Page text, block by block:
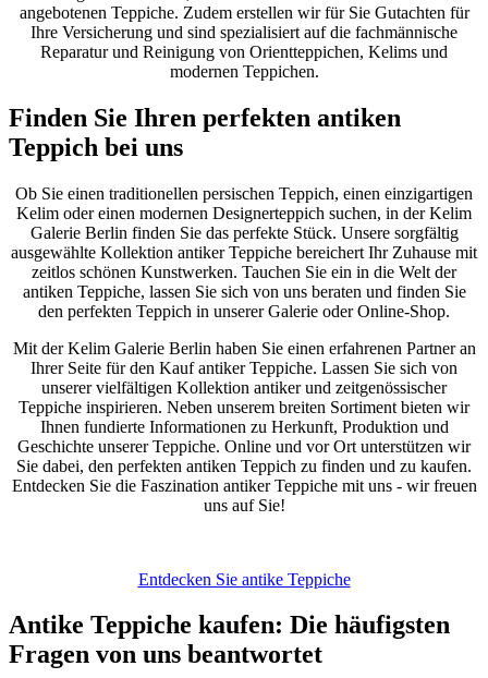
angebotenen Teppiche. Zudem erstellen wir für Sie Gutachten für
Ihre Versicherung und sind spezialisiert auf die fachmännische
Reparatur und Reinigung von Orientteppichen, Kelims und
modernen Teppichen.
Finden Sie Ihren perfekten antiken
Teppich bei uns
Ob Sie einen traditionellen persischen Teppich, einen einzigartigen
Kelim oder einen modernen Designerteppich suchen, in der Kelim
Galerie Berlin finden Sie das perfekte Stück. Unsere sorgfältig
ausgewählte Kollektion antiker Teppiche bereichert Ihr Zuhause mit
zeitlos schönen Kunstwerken. Tauchen Sie ein in die Welt der
antiken Teppiche, lassen Sie sich von uns beraten und finden Sie
den perfekten Teppich in unserer Galerie oder Online-Shop.
Mit der Kelim Galerie Berlin haben Sie einen erfahrenen Partner an
Ihrer Seite für den Kauf antiker Teppiche. Lassen Sie sich von
unserer vielfältigen Kollektion antiker und zeitgenössischer
Teppiche inspirieren. Neben unserem breiten Sortiment bieten wir
Ihnen fundierte Informationen zu Herkunft, Produktion und
Geschichte unserer Teppiche. Online und vor Ort unterstützen wir
Sie dabei, den perfekten antiken Teppich zu finden und zu kaufen.
Entdecken Sie die Faszination antiker Teppiche mit uns - wir freuen
uns auf Sie!
Entdecken Sie antike Teppiche
Antike Teppiche kaufen: Die häufigsten
Fragen von uns beantwortet